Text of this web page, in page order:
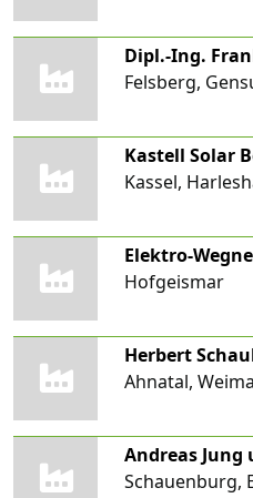
Dipl.-Ing.
Felsberg,
Kassel,
Elektro-
Hofgeismar
Ahnatal,
Andreas Jung
Schauenburg,